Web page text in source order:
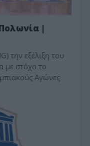
|
την εξέλιξη του
με στόχο το
Αγώνες